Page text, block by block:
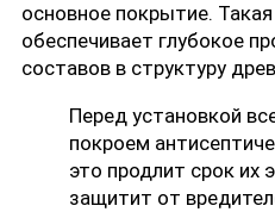
основное покрытие. Такая
обеспечивает глубокое
составов в структуру
Перед установкой
покроем
это продлит срок их
защитит от